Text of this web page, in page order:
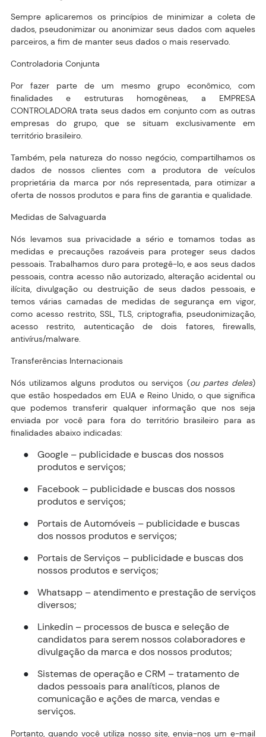
Sempre aplicaremos os princípios de minimizar a coleta de
dados, pseudonimizar ou anonimizar seus dados com aqueles
parceiros, a fim de manter seus dados o mais reservado.
Controladoria Conjunta
Por fazer parte de um mesmo grupo econômico, com
finalidades e estruturas homogêneas, a EMPRESA
CONTROLADORA trata seus dados em conjunto com as outras
empresas do grupo, que se situam exclusivamente em
território brasileiro.
Também, pela natureza do nosso negócio, compartilhamos os
dados de nossos clientes com a produtora de veículos
proprietária da marca por nós representada, para otimizar a
oferta de nossos produtos e para fins de garantia e qualidade.
Medidas de Salvaguarda
Nós levamos sua privacidade a sério e tomamos todas as
medidas e precauções razoáveis para proteger seus dados
pessoais. Trabalhamos duro para protegê-lo, e aos seus dados
pessoais, contra acesso não autorizado, alteração acidental ou
ilícita, divulgação ou destruição de seus dados pessoais, e
temos várias camadas de medidas de segurança em vigor,
como acesso restrito, SSL, TLS, criptografia, pseudonimização,
acesso restrito, autenticação de dois fatores, firewalls,
antivírus/malware.
Transferências Internacionais
Nós utilizamos alguns produtos ou serviços (ou partes deles)
que estão hospedados em EUA e Reino Unido, o que significa
que podemos transferir qualquer informação que nos seja
enviada por você para fora do território brasileiro para as
finalidades abaixo indicadas:
●
Google – publicidade e buscas dos nossos
produtos e serviços;
●
Facebook – publicidade e buscas dos nossos
produtos e serviços;
●
Portais de Automóveis – publicidade e buscas
dos nossos produtos e serviços;
●
Portais de Serviços – publicidade e buscas dos
nossos produtos e serviços;
●
Whatsapp – atendimento e prestação de serviços
diversos;
●
Linkedin – processos de busca e seleção de
candidatos para serem nossos colaboradores e
divulgação da marca e dos nossos produtos;
●
Sistemas de operação e CRM – tratamento de
dados pessoais para analíticos, planos de
comunicação e ações de marca, vendas e
serviços.
Portanto, quando você utiliza nosso site, envia-nos um e-mail